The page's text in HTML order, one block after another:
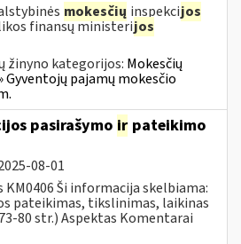
mokesčių inspekcijos
finansų ministerijos
žinyno kategorijos: Mokesčių
pajamų mokesčio
pasirašymo ir pateikimo
08-01
Ši informacija skelbiama:
pateikimas, tikslinimas, laikinas
80 str.) Aspektas Komentarai